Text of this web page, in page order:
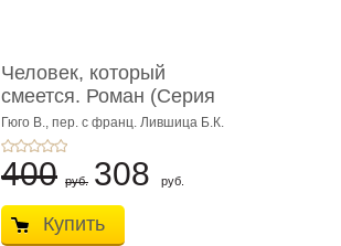
Человек, который
смеется. Роман (Серия
«Роман с ...
Гюго В., пер. с франц. Лившица Б.К.
400 руб. 308 руб.
Купить